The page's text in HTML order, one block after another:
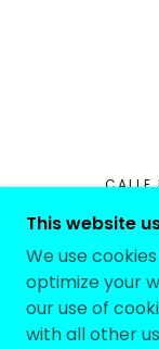
This website
We use
optimize your
our use of
with all other